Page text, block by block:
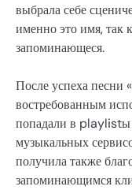
выбрала себе
именно это имя, так
запоминающеся.
После успеха песни
востребованным
попадали в playlistы
музыкальных
получила также
запоминающимся